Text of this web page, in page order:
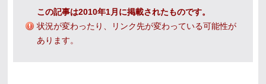
この記事は2010年1月に掲載されたものです。
状況が変わったり、リンク先が変わっている可能性が
あります。